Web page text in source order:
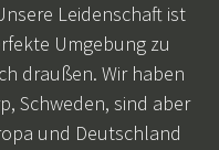
Leidenschaft ist
Umgebung zu
draußen. Wir haben
Schweden, sind aber
und Deutschland